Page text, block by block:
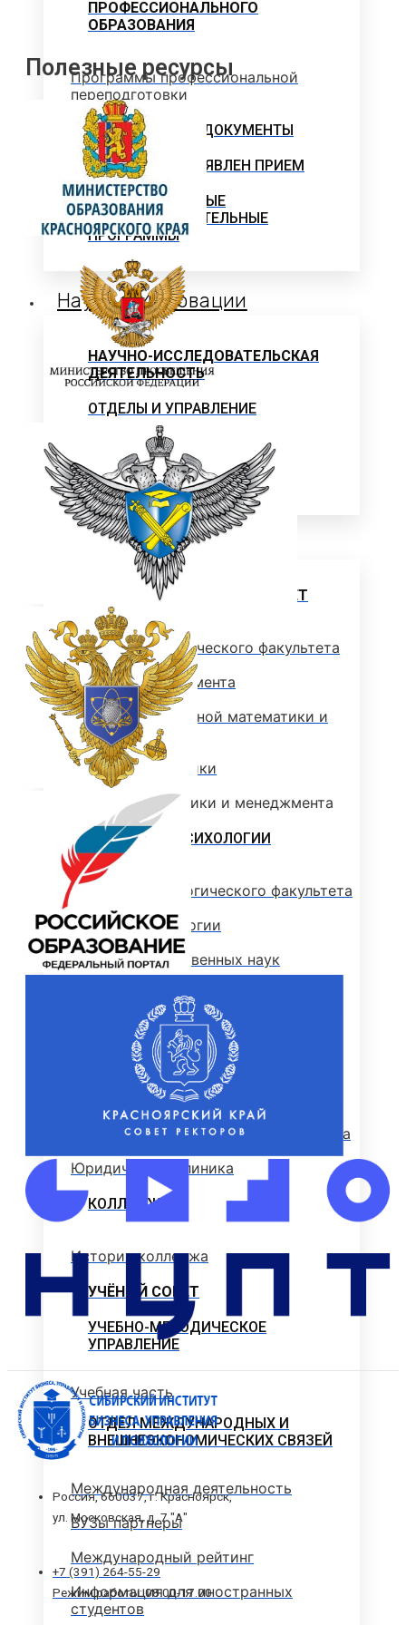
ПРОФЕССИОНАЛЬНОГО
ОБРАЗОВАНИЯ
Программы профессиональной
переподготовки
ОФИЦИАЛЬНЫЕ ДОКУМЕНТЫ
ВНИМАНИЕ! ОБЪЯВЛЕН ПРИЕМ
ДОПОЛНИТЕЛЬНЫЕ
ОБЩЕОБРАЗОВАТЕЛЬНЫЕ
ПРОГРАММЫ
Наука и Инновации
НАУЧНО-ИССЛЕДОВАТЕЛЬСКАЯ
ДЕЯТЕЛЬНОСТЬ
ОТДЕЛЫ И УПРАВЛЕНИЕ
ПАТЕНТЫ
НАУКА И УНИВЕРСИТЕТЫ
Институт
ЭКОНОМИЧЕСКИЙ ФАКУЛЬТЕТ
Деканат экономического факультета
Кафедра менеджмента
Кафедра прикладной математики и
информатики
Кафедра экономики
Кафедра экономики и менеджмента
ФАКУЛЬТЕТ ПСИХОЛОГИИ
Деканат психологического факультета
Кафедра психологии
Кафедра общественных наук
Психологический центр «Сфера»
ЮРИДИЧЕСКИЙ ФАКУЛЬТЕТ
Кафедра общеправовых дисциплин и
дополнительного образования
Кафедра уголовного права и процесса
Юридическая клиника
КОЛЛЕДЖ
История колледжа
УЧЁНЫЙ СОВЕТ
УЧЕБНО-МЕТОДИЧЕСКОЕ
УПРАВЛЕНИЕ
Учебная часть
ОТДЕЛ МЕЖДУНАРОДНЫХ И
ВНЕШНЕЭКОНОМИЧЕСКИХ СВЯЗЕЙ
Международная деятельность
ВУЗы партнеры
Международный рейтинг
Информация для иностранных
студентов
Полезные ресурсы
Россия, 660037, г. Красноярск,
ул. Московская, д. 7 "А"
+7 (391) 264-55-29
Режим работы: 08.00-17.00